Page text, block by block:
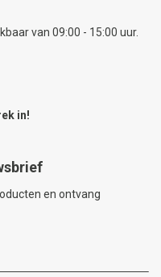
van 09:00 - 15:00 uur.
in!
en ontvang